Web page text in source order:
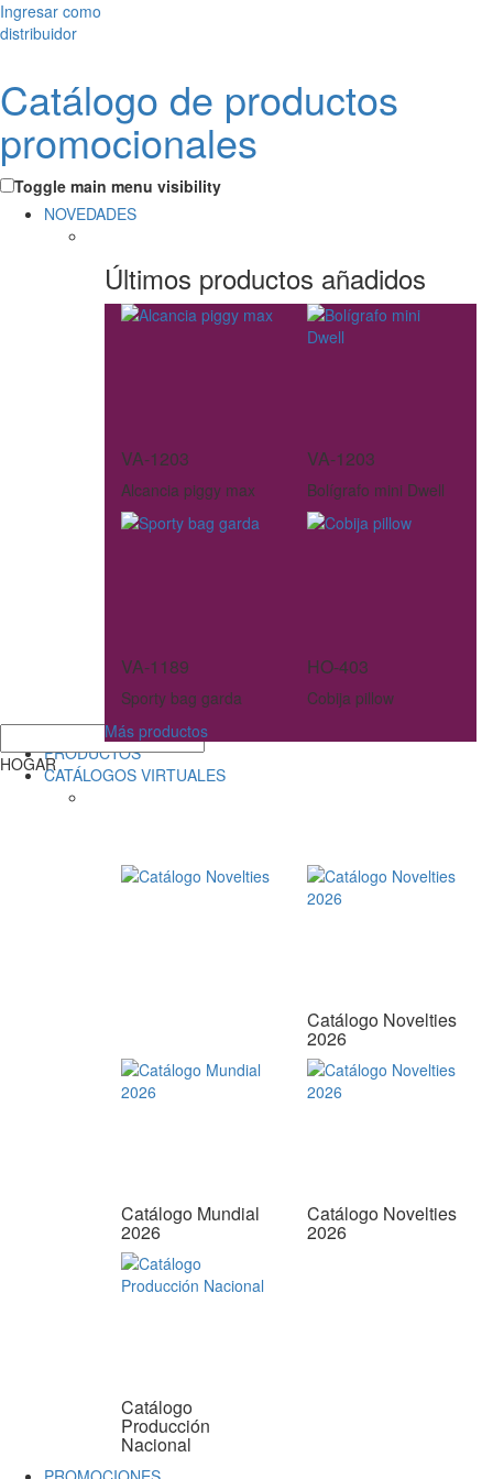
Ingresar como
distribuidor
Catálogo de productos
promocionales
Toggle main menu visibility
NOVEDADES
Últimos productos añadidos
VA-1203
Alcancia piggy max
VA-1203
Bolígrafo mini Dwell
VA-1189
Sporty bag garda
HO-403
Cobija pillow
Más productos
PRODUCTOS
CATÁLOGOS VIRTUALES
Catálogo Novelties
2026
Catálogo Mundial
2026
Catálogo Novelties
2026
Catálogo
Producción
Nacional
HOGAR